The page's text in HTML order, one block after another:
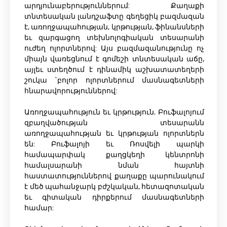
արդյունաբերություններում: Քաղաքի
տնտեսական լանդշաֆտը գեղեցիկ բազմազան
է, առողջապահության, կրթության, ֆինանսների
եւ զարգացող տեխնոլոգիական տեսարանի
ուժեղ ոլորտներով: Այս բազմազանությունը ոչ
միայն վառեցնում է գոմեշի տնտեսական աճը,
այլեւ ստեղծում է դինամիկ աշխատատեղերի
շուկա `բոլոր ոլորտներում մասնագետների
հնարավորություններով:
Առողջապահություն եւ կրթություն. Բուֆալոյում
զբաղվածության տեսարանն
առողջապահության եւ կրթության ոլորտներն
են: Բուֆալոյի եւ Ռոսվելի պարկի
համապարփակ քաղցկեղի կենտրոնի
համալսարանի նման հայտնի
հաստատություններով քաղաքը պարունակում
է մեծ պահանջարկ բժշկական, հետազոտական
​​եւ գիտական ​​դիրքերում մասնագետների
համար: